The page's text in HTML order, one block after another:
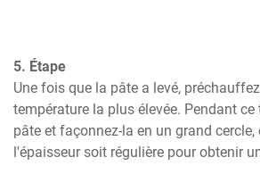
5. Étape
Une fois que la pâte a levé,
température la plus élevée. Pendant
pâte et façonnez-la en un grand
l'épaisseur soit régulière pour obtenir